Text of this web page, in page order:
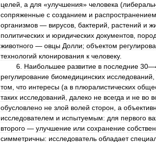
целей а для «улучшения» человека (
сопряженные с созданием и распространением
организмов — вирусов бактерий растений и
политических и юридических документов
животного — овцы Долли; объектом
технологий клонирования к человеку.
6 Наибольшее развитие в последние 30—
регулирование биомедицинских исследований
том что интересы (а в плюралистических
таких исследований далеко не всегда и не во
обусловлено не злой волей сторон а
исследователем и испытуемым: для первого
второго — улучшение или сохранение
симметричны: исследователь обладает